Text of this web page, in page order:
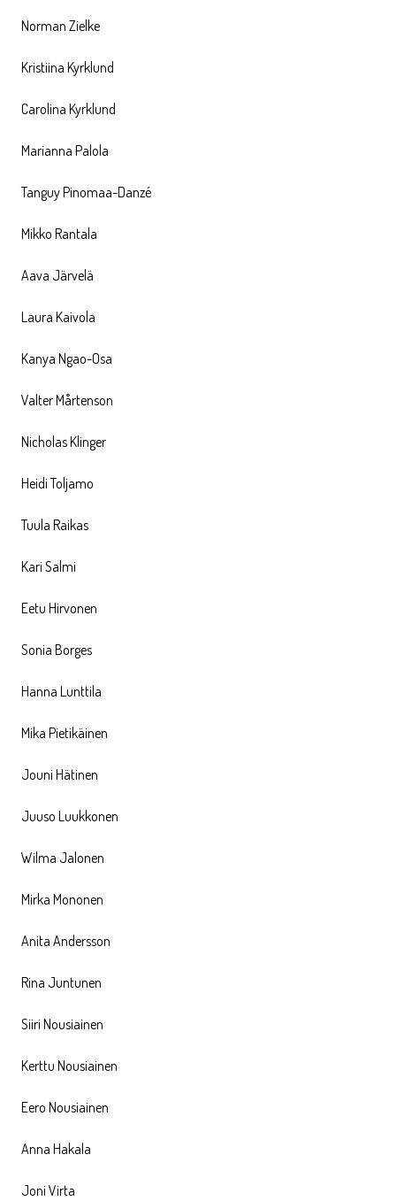
Norman Zielke
Kristiina Kyrklund
Carolina Kyrklund
Marianna Palola
Tanguy Pinomaa-Danzé
Mikko Rantala
Aava Järvelä
Laura Kaivola
Kanya Ngao-Osa
Valter Mårtenson
Nicholas Klinger
Heidi Toljamo
Tuula Raikas
Kari Salmi
Eetu Hirvonen
Sonia Borges
Hanna Lunttila
Mika Pietikäinen
Jouni Hätinen
Juuso Luukkonen
Wilma Jalonen
Mirka Mononen
Anita Andersson
Rina Juntunen
Siiri Nousiainen
Kerttu Nousiainen
Eero Nousiainen
Anna Hakala
Joni Virta